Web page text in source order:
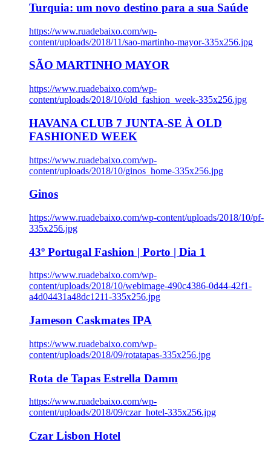
Turquia: um novo destino para a sua Saúde
https://www.ruadebaixo.com/wp-
content/uploads/2018/11/sao-martinho-mayor-335x256.jpg
SÃO MARTINHO MAYOR
https://www.ruadebaixo.com/wp-
content/uploads/2018/10/old_fashion_week-335x256.jpg
HAVANA CLUB 7 JUNTA-SE À OLD
FASHIONED WEEK
https://www.ruadebaixo.com/wp-
content/uploads/2018/10/ginos_home-335x256.jpg
Ginos
https://www.ruadebaixo.com/wp-content/uploads/2018/10/pf-
335x256.jpg
43º Portugal Fashion | Porto | Dia 1
https://www.ruadebaixo.com/wp-
content/uploads/2018/10/webimage-490c4386-0d44-42f1-
a4d04431a48dc1211-335x256.jpg
Jameson Caskmates IPA
https://www.ruadebaixo.com/wp-
content/uploads/2018/09/rotatapas-335x256.jpg
Rota de Tapas Estrella Damm
https://www.ruadebaixo.com/wp-
content/uploads/2018/09/czar_hotel-335x256.jpg
Czar Lisbon Hotel